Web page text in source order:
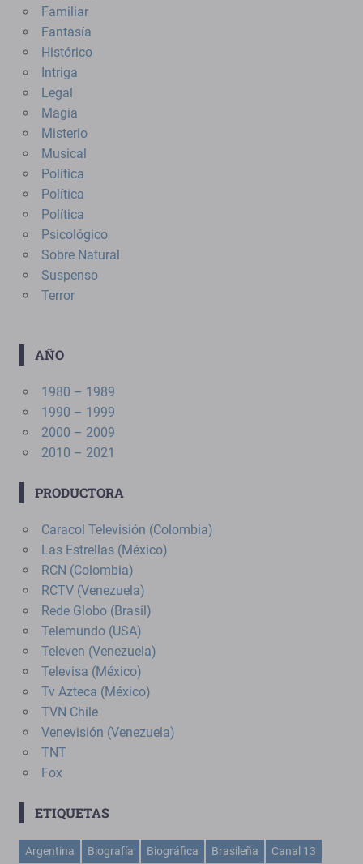
Familiar
Fantasía
Histórico
Intriga
Legal
Magia
Misterio
Musical
Política
Política
Política
Psicológico
Sobre Natural
Suspenso
Terror
AÑO
1980 – 1989
1990 – 1999
2000 – 2009
2010 – 2021
PRODUCTORA
Caracol Televisión (Colombia)
Las Estrellas (México)
RCN (Colombia)
RCTV (Venezuela)
Rede Globo (Brasil)
Telemundo (USA)
Televen (Venezuela)
Televisa (México)
Tv Azteca (México)
TVN Chile
Venevisión (Venezuela)
TNT
Fox
ETIQUETAS
Argentina Biografía Biográfica Brasileña Canal 13